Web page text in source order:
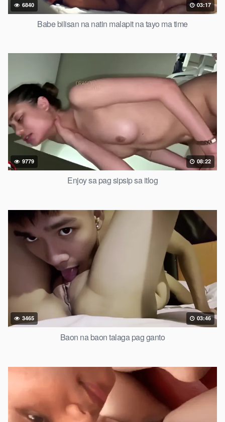
6840 03:17
Babe bilisan na natin malapit na tayo ma time
9779 08:22
Enjoy sa pag sipsip sa itlog
3465 03:46
Baon na baon talaga pag ganto